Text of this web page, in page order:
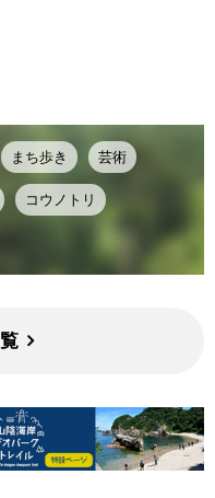
まち歩き 芸術
コウノトリ